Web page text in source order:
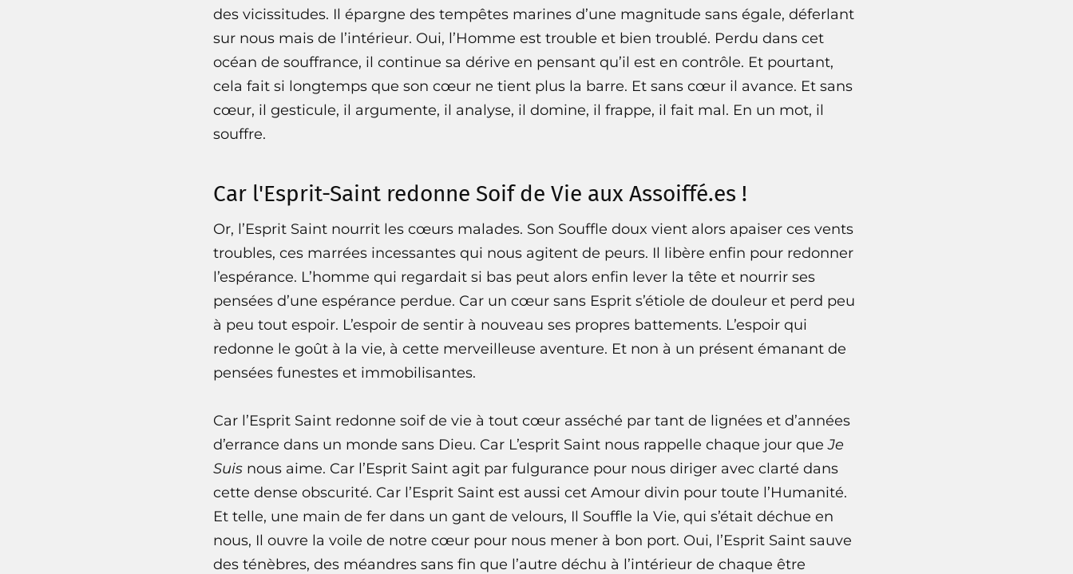
des vicissitudes. Il épargne des tempêtes marines d’une magnitude sans égale, déferlant
sur nous mais de l’intérieur. Oui, l’Homme est trouble et bien troublé. Perdu dans cet
océan de souffrance, il continue sa dérive en pensant qu’il est en contrôle. Et pourtant,
cela fait si longtemps que son cœur ne tient plus la barre. Et sans cœur il avance. Et sans
cœur, il gesticule, il argumente, il analyse, il domine, il frappe, il fait mal. En un mot, il
souffre.
Car l'Esprit-Saint redonne Soif de Vie aux Assoiffé.es !
Or, l’Esprit Saint nourrit les cœurs malades. Son Souffle doux vient alors apaiser ces vents
troubles, ces marrées incessantes qui nous agitent de peurs. Il libère enfin pour redonner
l’espérance. L’homme qui regardait si bas peut alors enfin lever la tête et nourrir ses
pensées d’une espérance perdue. Car un cœur sans Esprit s’étiole de douleur et perd peu
à peu tout espoir. L’espoir de sentir à nouveau ses propres battements. L’espoir qui
redonne le goût à la vie, à cette merveilleuse aventure. Et non à un présent émanant de
pensées funestes et immobilisantes.
Car l’Esprit Saint redonne soif de vie à tout cœur asséché par tant de lignées et d’années
d’errance dans un monde sans Dieu. Car L’esprit Saint nous rappelle chaque jour queJe
Suis nous aime. Car l’Esprit Saint agit par fulgurance pour nous diriger avec clarté dans
cette dense obscurité. Car l’Esprit Saint est aussi cet Amour divin pour toute l’Humanité.
Et telle, une main de fer dans un gant de velours, Il Souffle la Vie, qui s’était déchue en
nous, Il ouvre la voile de notre cœur pour nous mener à bon port. Oui, l’Esprit Saint sauve
des ténèbres, des méandres sans fin que l’autre déchu à l’intérieur de chaque être